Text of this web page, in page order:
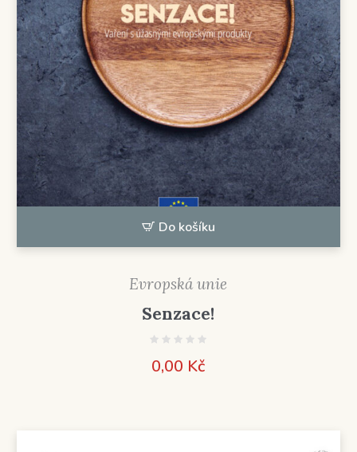
Do košíku
Evropská unie
Senzace!
0,00 Kč